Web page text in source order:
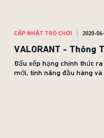
CẬP NHẬT TRÒ CHƠI 2020-
VALORANT - Thông
Đấu xếp hạng chính thức
mới, tính năng đầu hàng và